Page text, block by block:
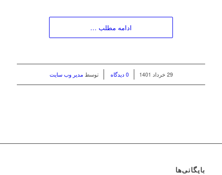
ادامه مطلب …
29 خرداد 1401 / 0 دیدگاه توسط مدیر وب سایت
بایگانی‌ها